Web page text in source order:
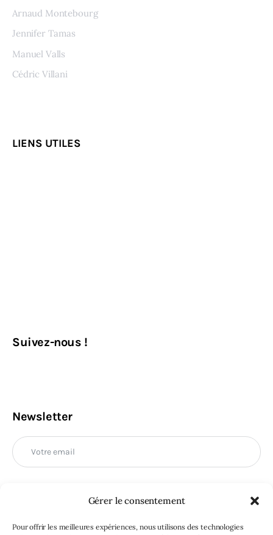
Gérer le consentement
Pour offrir les meilleures expériences, nous utilisons des technologies
Arnaud Montebourg
Jennifer Tamas
Manuel Valls
Cédric Villani
LIENS UTILES
Suivez-nous !
Newsletter
M'INSCRIRE